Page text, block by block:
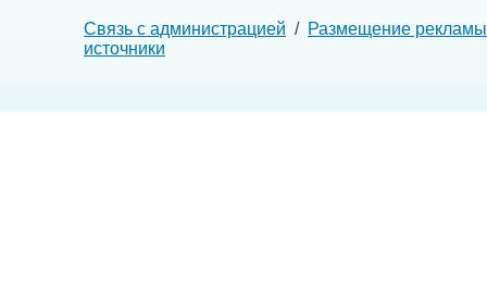
Связь с администрацией / Размещение рекламы
источники